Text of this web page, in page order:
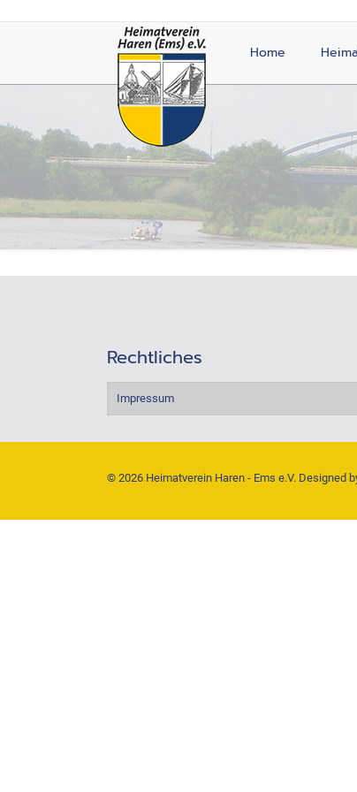
Home
Rechtliches
Impressum
© 2026 Heimatverein Haren - Ems e.V. Designed